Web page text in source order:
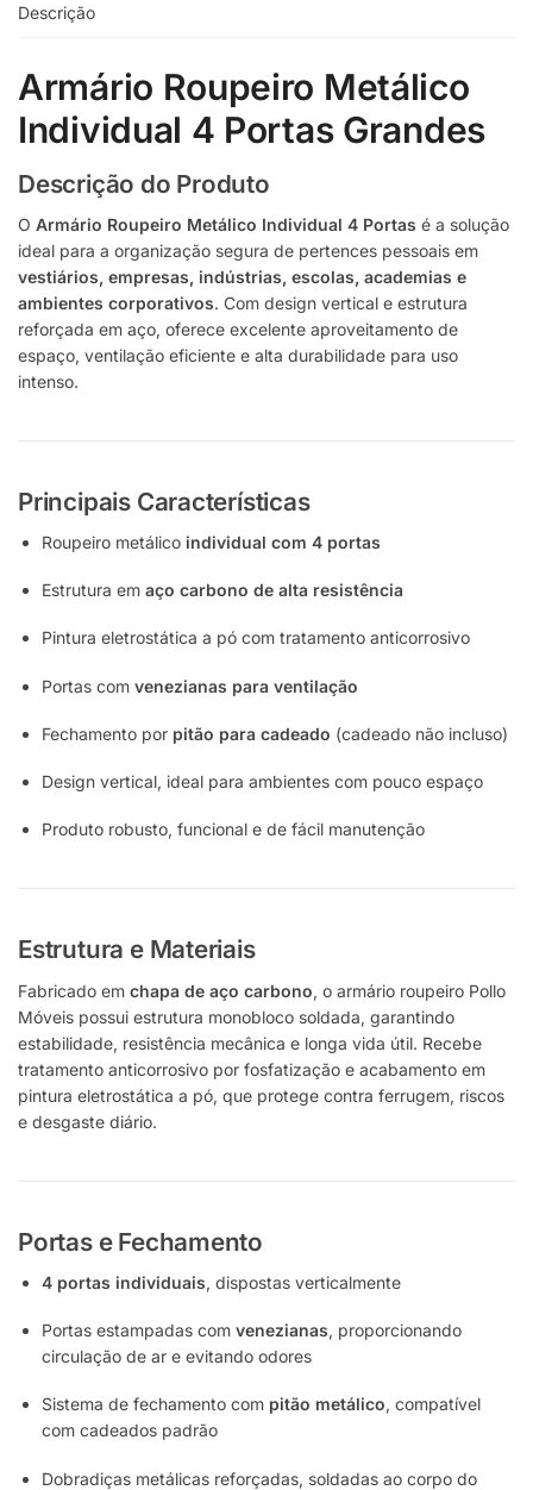
Descrição
Armário Roupeiro Metálico
Individual 4 Portas Grandes
Descrição do Produto
O Armário Roupeiro Metálico Individual 4 Portas é a solução
ideal para a organização segura de pertences pessoais em
vestiários, empresas, indústrias, escolas, academias e
ambientes corporativos. Com design vertical e estrutura
reforçada em aço, oferece excelente aproveitamento de
espaço, ventilação eficiente e alta durabilidade para uso
intenso.
Principais Características
Roupeiro metálico individual com 4 portas
Estrutura em aço carbono de alta resistência
Pintura eletrostática a pó com tratamento anticorrosivo
Portas com venezianas para ventilação
Fechamento por pitão para cadeado (cadeado não incluso)
Design vertical, ideal para ambientes com pouco espaço
Produto robusto, funcional e de fácil manutenção
Estrutura e Materiais
Fabricado em chapa de aço carbono, o armário roupeiro Pollo
Móveis possui estrutura monobloco soldada, garantindo
estabilidade, resistência mecânica e longa vida útil. Recebe
tratamento anticorrosivo por fosfatização e acabamento em
pintura eletrostática a pó, que protege contra ferrugem, riscos
e desgaste diário.
Portas e Fechamento
4 portas individuais, dispostas verticalmente
Portas estampadas com venezianas, proporcionando
circulação de ar e evitando odores
Sistema de fechamento com pitão metálico, compatível
com cadeados padrão
Dobradiças metálicas reforçadas, soldadas ao corpo do